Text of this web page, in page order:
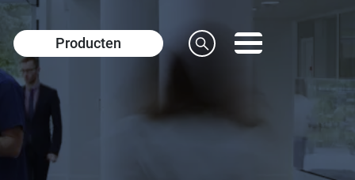
Producten